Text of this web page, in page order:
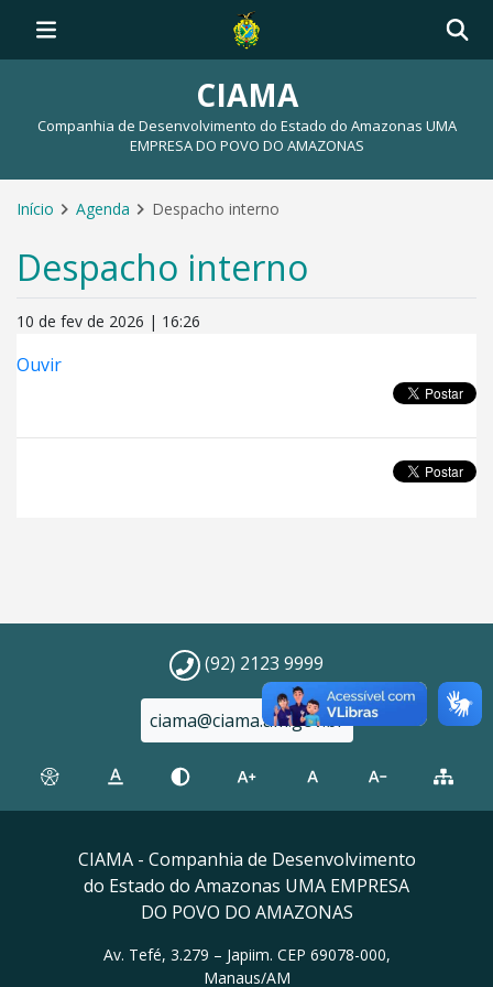
CIAMA
Companhia de Desenvolvimento do Estado do Amazonas UMA
EMPRESA DO POVO DO AMAZONAS
Início Agenda Despacho interno
Despacho interno
10 de fev de 2026 | 16:26
Ouvir
(92) 2123 9999
ciama@ciama.am.gov.br
CIAMA - Companhia de Desenvolvimento
do Estado do Amazonas UMA EMPRESA
DO POVO DO AMAZONAS
Av. Tefé, 3.279 – Japiim. CEP 69078-000,
Manaus/AM